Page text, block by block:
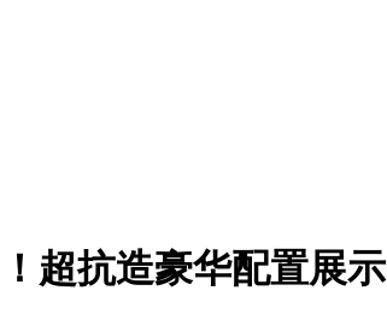
超抗造豪华配置展示